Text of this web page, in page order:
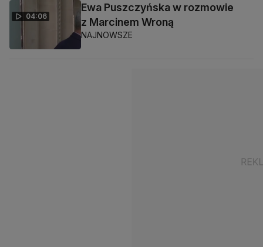
04:06
Ewa Puszczyńska w rozmowie
z Marcinem Wroną
NAJNOWSZE